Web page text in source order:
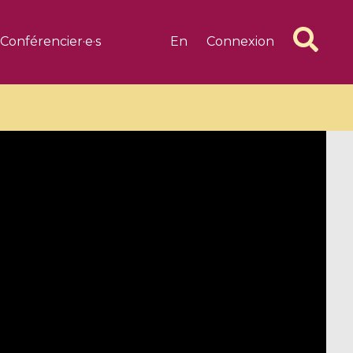
Conférencier·e·s En Connexion